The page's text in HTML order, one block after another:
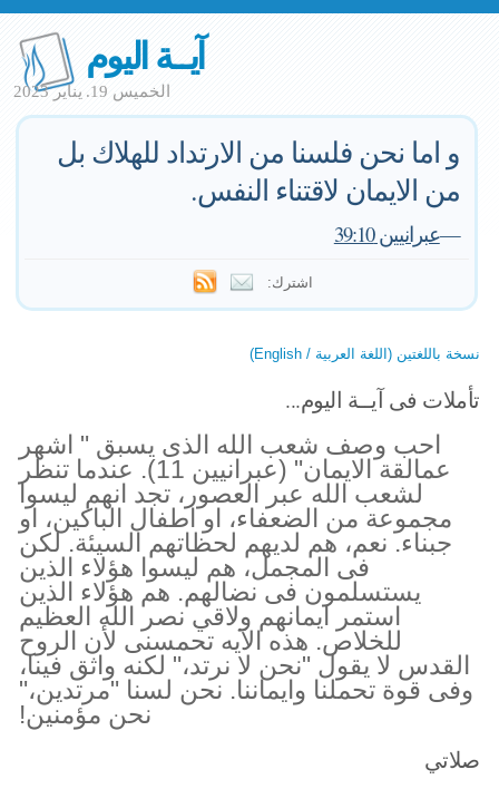
آيــة اليوم
الخميس 19. يناير 2023
و اما نحن فلسنا من الارتداد للهلاك بل
من الايمان لاقتناء النفس.
—عبرانيين 39:10
اشترك:
نسخة باللغتين (اللغة العربية / English)
تأملات فى آيــة اليوم...
احب وصف شعب الله الذى يسبق " اشهر
عمالقة الايمان" (عبرانيين 11). عندما تنظر
لشعب الله عبر العصور، تجد انهم ليسوا
مجموعة من الضعفاء، او اطفال الباكين، او
جبناء. نعم، هم لديهم لحظاتهم السيئة. لكن
فى المجمل، هم ليسوا هؤلاء الذين
يستسلمون فى نضالهم. هم هؤلاء الذين
استمر ايمانهم ولاقي نصر الله العظيم
للخلاص. هذه الآيه تحمسنى لأن الروح
القدس لا يقول "نحن لا نرتد،" لكنه واثق فينا،
وفى قوة تحملنا وايماننا. نحن لسنا "مرتدين،"
نحن مؤمنين!
صلاتي